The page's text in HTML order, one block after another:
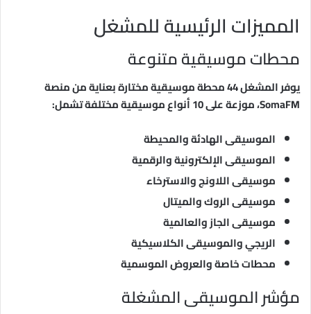
المميزات الرئيسية للمشغل
محطات موسيقية متنوعة
يوفر المشغل 44 محطة موسيقية مختارة بعناية من منصة
SomaFM، موزعة على 10 أنواع موسيقية مختلفة تشمل:
الموسيقى الهادئة والمحيطة
الموسيقى الإلكترونية والرقمية
موسيقى اللاونج والاسترخاء
موسيقى الروك والميتال
موسيقى الجاز والعالمية
الريجي والموسيقى الكلاسيكية
محطات خاصة والعروض الموسمية
مؤشر الموسيقى المشغلة